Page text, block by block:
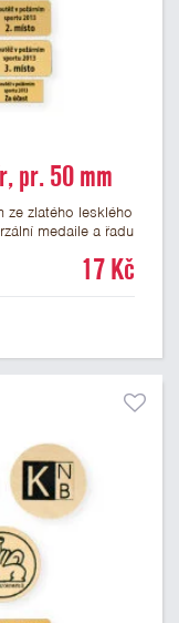
pr. 50 mm
ze zlatého lesklého
medaile a řadu
text dle vašeho
17 Kč